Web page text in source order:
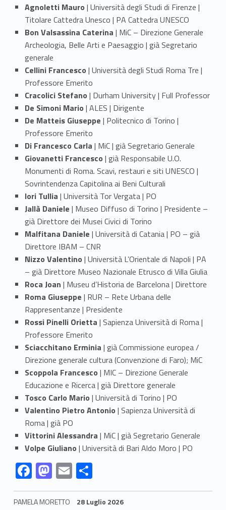
Agnoletti Mauro | Università degli Studi di Firenze |
Titolare Cattedra Unesco | PA Cattedra UNESCO
Bon Valsassina Caterina | MiC – Direzione Generale
Archeologia, Belle Arti e Paesaggio | già Segretario
generale
Cellini Francesco | Università degli Studi Roma Tre |
Professore Emerito
Cracolici Stefano | Durham University | Full Professor
De Simoni Mario | ALES | Dirigente
De Matteis Giuseppe | Politecnico di Torino |
Professore Emerito
Di Francesco Carla | MiC | già Segretario Generale
Giovanetti Francesco | già Responsabile U.O.
Monumenti di Roma. Scavi, restauri e siti UNESCO |
Sovrintendenza Capitolina ai Beni Culturali
Iori Tullia | Università Tor Vergata | PO
Jallà Daniele | Museo Diffuso di Torino | Presidente –
già Direttore dei Musei Civici di Torino
Malfitana Daniele | Università di Catania | PO – già
Direttore IBAM – CNR
Nizzo Valentino | Università L’Orientale di Napoli | PA
– già Direttore Museo Nazionale Etrusco di Villa Giulia
Roca Joan | Museu d’Historia de Barcelona | Direttore
Roma Giuseppe | RUR – Rete Urbana delle
Rappresentanze | Presidente
Rossi Pinelli Orietta | Sapienza Università di Roma |
Professore Emerito
Sciacchitano Erminia | già Commissione europea /
Direzione generale cultura (Convenzione di Faro); MiC
Scoppola Francesco | MIC – Direzione Generale
Educazione e Ricerca | già Direttore generale
Tosco Carlo Mario | Università di Torino | PO
Valentino Pietro Antonio | Sapienza Università di
Roma | già PO
Vittorini Alessandra | MiC | già Segretario Generale
Volpe Giuliano | Università di Bari Aldo Moro | PO
Link identifier #identifier__162338-1
F
ac
e
Link identifier #identifier__152207-2 M
as
to
Link identifier #identifier__165363-3 E
m
ai
Link identifier #identifier__383-4 C
o
n
PAMELA MORETTO 28 Luglio 2026